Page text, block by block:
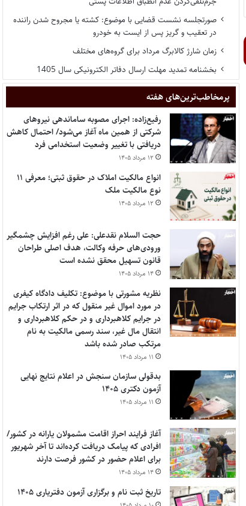
صورتجلسه نشست قضایی با موضوع: کشته یا مجروح شدن راننده
در تعقیب و گریز پس از ایست به خودرو
زمان شارژ کالابرگ مرداد برای گروه‌های مختلف
بخشنامه تمدید مهلت ارسال دفاتر الکترونیکی سال 1405
پر‌مخاطب‌ترین‌های هفته
رفیع‌زاده: اجرای مصوبه ساماندهی نیروهای
شرکتی از همین ماه آغاز می‌شود/ احتمال کاهش
دریافتی با تغییر وضعیت استخدامی فرد
۱۲ مرداد ۱۴۰۵
انواع مالکیت املاک در حقوق ثبتی؛ معرفی ۱۱
نوع مالکیت ملک
۱۲ مرداد ۱۴۰۵
حجت السلام نقدعلی: علی رغم افزایش چشمگیر
ورودی‌های حرفه وکالت، هدف اصلی طراحان
قانون تسهیل محقق نشده است
۱۴ مرداد ۱۴۰۵
نظریه مشورتی با موضوع: تکلیف دادگاه کیفری
در مورد اموال غیر منقول که در اثر ارتکاب جرایم
در جرایم کلاهبرداری و در حکم کلاهبرداری و
انتقال مال غیر، سند رسمی مالکیت به نام
مرتکب صادر شده باشد
۱۱ مرداد ۱۴۰۵
بدقولی سازمان سنجش در اعلام نتایج نهایی
آزمون دکتری ۱۴۰۵
۱۱ مرداد ۱۴۰۵
آغاز فرایند احراز اقامت مشمولان یارانه در کشور/
افرادی که پیامک دریافت کرده‌اند تا آخر شهریور
برای اعلام حضور در کشور فرصت دارند
۱۴ مرداد ۱۴۰۵
تاریخ ثبت نام و برگزاری آزمون دفتریاری ۱۴۰۵